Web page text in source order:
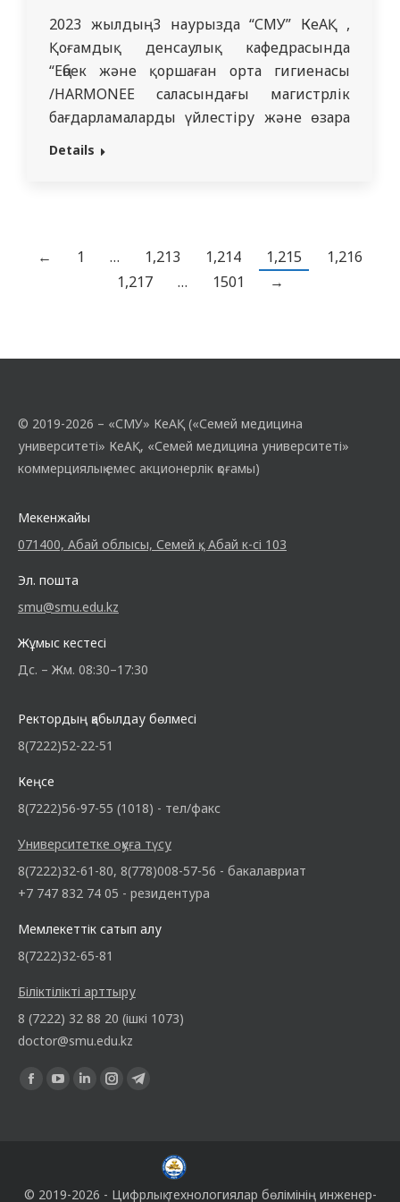
2023 жылдың 3 наурызда “СМУ” КеАҚ ,
Қоғамдық денсаулық кафедрасында
“Еңбек және қоршаған орта гигиенасы
/HARMONEE саласындағы магистрлік
бағдарламаларды үйлестіру және өзара
тану” жобасын іске асыру шеңберінде
заманауи жабдықтар сатып алынды : 7
моноблок,7 ноутбук,…
Details
← 1 … 1,213 1,214 1,215
1,216
1,217
… 1501 →
© 2019-2026 – «СМУ» КеАҚ («Семей медицина
университеті» КеАҚ, «Семей медицина университеті»
коммерциялық емес акционерлік қоғамы)
Мекенжайы
071400, Абай облысы, Семей қ., Абай к-сі 103
Эл. пошта
smu@smu.edu.kz
Жұмыс кестесі
Дс. – Жм. 08:30–17:30
Ректордың қабылдау бөлмесі
8(7222)52-22-51
Кеңсе
8(7222)56-97-55 (1018) - тел/факс
Университетке оқуға түсу
8(7222)32-61-80, 8(778)008-57-56 - бакалавриат
+7 747 832 74 05 - резидентура
Мемлекеттік сатып алу
8(7222)32-65-81
Біліктілікті арттыру
8 (7222) 32 88 20 (ішкі 1073)
doctor@smu.edu.kz
Find us on:
© 2019-2026 - Цифрлық технологиялар бөлімініңинженер-